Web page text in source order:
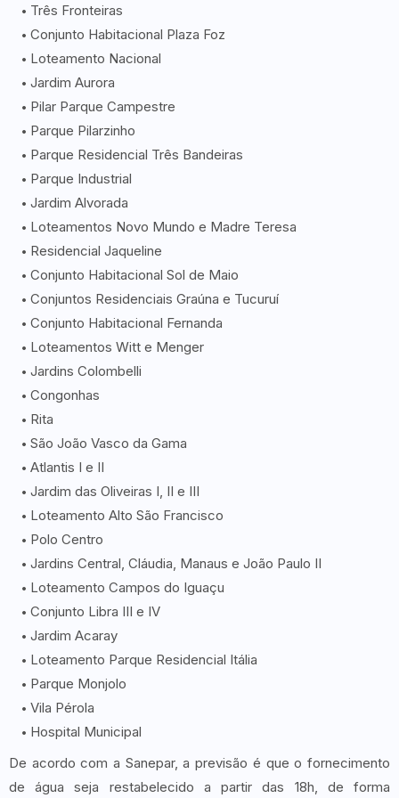
Três Fronteiras
Conjunto Habitacional Plaza Foz
Loteamento Nacional
Jardim Aurora
Pilar Parque Campestre
Parque Pilarzinho
Parque Residencial Três Bandeiras
Parque Industrial
Jardim Alvorada
Loteamentos Novo Mundo e Madre Teresa
Residencial Jaqueline
Conjunto Habitacional Sol de Maio
Conjuntos Residenciais Graúna e Tucuruí
Conjunto Habitacional Fernanda
Loteamentos Witt e Menger
Jardins Colombelli
Congonhas
Rita
São João Vasco da Gama
Atlantis I e II
Jardim das Oliveiras I, II e III
Loteamento Alto São Francisco
Polo Centro
Jardins Central, Cláudia, Manaus e João Paulo II
Loteamento Campos do Iguaçu
Conjunto Libra III e IV
Jardim Acaray
Loteamento Parque Residencial Itália
Parque Monjolo
Vila Pérola
Hospital Municipal
De acordo com a Sanepar, a previsão é que o fornecimento
de água seja restabelecido a partir das 18h, de forma